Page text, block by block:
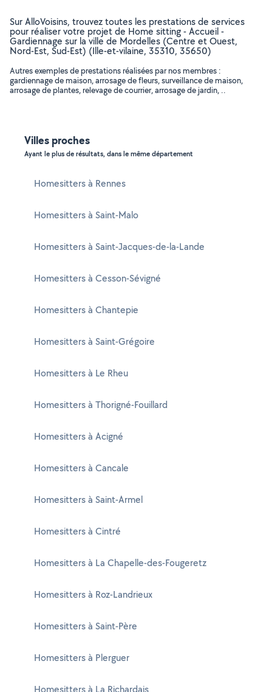
Sur AlloVoisins, trouvez toutes les prestations de services
pour réaliser votre projet de Home sitting - Accueil -
Gardiennage sur la ville de Mordelles (Centre et Ouest,
Nord-Est, Sud-Est) (Ille-et-vilaine, 35310, 35650)
Autres exemples de prestations réalisées par nos membres :
gardiennage de maison, arrosage de fleurs, surveillance de maison,
arrosage de plantes, relevage de courrier, arrosage de jardin, ..
Villes proches
Ayant le plus de résultats, dans le même département
Homesitters à Rennes
Homesitters à Saint-Malo
Homesitters à Saint-Jacques-de-la-Lande
Homesitters à Cesson-Sévigné
Homesitters à Chantepie
Homesitters à Saint-Grégoire
Homesitters à Le Rheu
Homesitters à Thorigné-Fouillard
Homesitters à Acigné
Homesitters à Cancale
Homesitters à Saint-Armel
Homesitters à Cintré
Homesitters à La Chapelle-des-Fougeretz
Homesitters à Roz-Landrieux
Homesitters à Saint-Père
Homesitters à Plerguer
Homesitters à La Richardais